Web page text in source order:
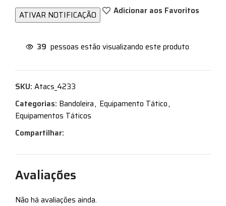
Adicionar aos Favoritos
39 pessoas estão visualizando este produto
SKU: Atacs_4233
Categorias: Bandoleira, Equipamento Tático,
Equipamentos Táticos
Compartilhar:
Avaliações
Não há avaliações ainda.